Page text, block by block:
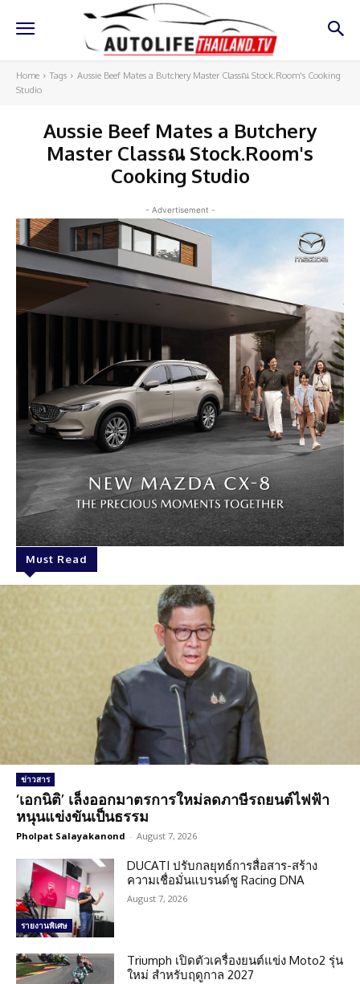
Home Tags
Aussie Beef Mates a Butchery Master Classณ Stock.Room's Cooking
Studio
Aussie Beef Mates a Butchery
Master Classณ Stock.Room's
Cooking Studio
- Advertisement -
Must Read
ข่าวสาร
‘เอกนิติ’ เล็งออกมาตรการใหม่ลดภาษีรถยนต์ไฟฟ้า
หนุนแข่งขันเป็นธรรม
Pholpat Salayakanond - August 7, 2026
รายงานพิเศษ
DUCATI ปรับกลยุทธ์การสื่อสาร-สร้าง
ความเชื่อมั่นแบรนด์ชู Racing DNA
August 7, 2026
Triumph เปิดตัวเครื่องยนต์แข่ง Moto2 รุ่น
ใหม่ สำหรับฤดูกาล 2027